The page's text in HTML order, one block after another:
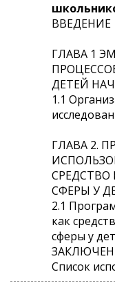
ВВЕДЕНИЕ
ГЛАВА 1
ДЕТЕЙ
1.1
ГЛАВА 2.
СФЕРЫ У
2.1
как
сферы у
Список